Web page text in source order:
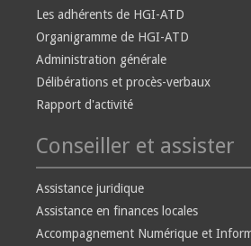
Les adhérents de HGI-ATD
Organigramme de HGI-ATD
Administration générale
Délibérations et procès-verbaux
Rapport d'activité
Conseiller et assister
Assistance juridique
Assistance en finances locales
Accompagnement Numérique et